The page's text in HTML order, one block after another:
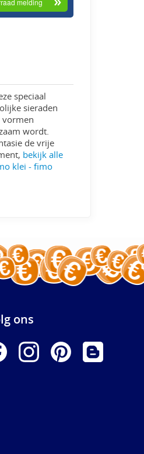
speciaal
sieraden
vormen
wordt.
de vrije
bekijk alle
klei - fimo
ons